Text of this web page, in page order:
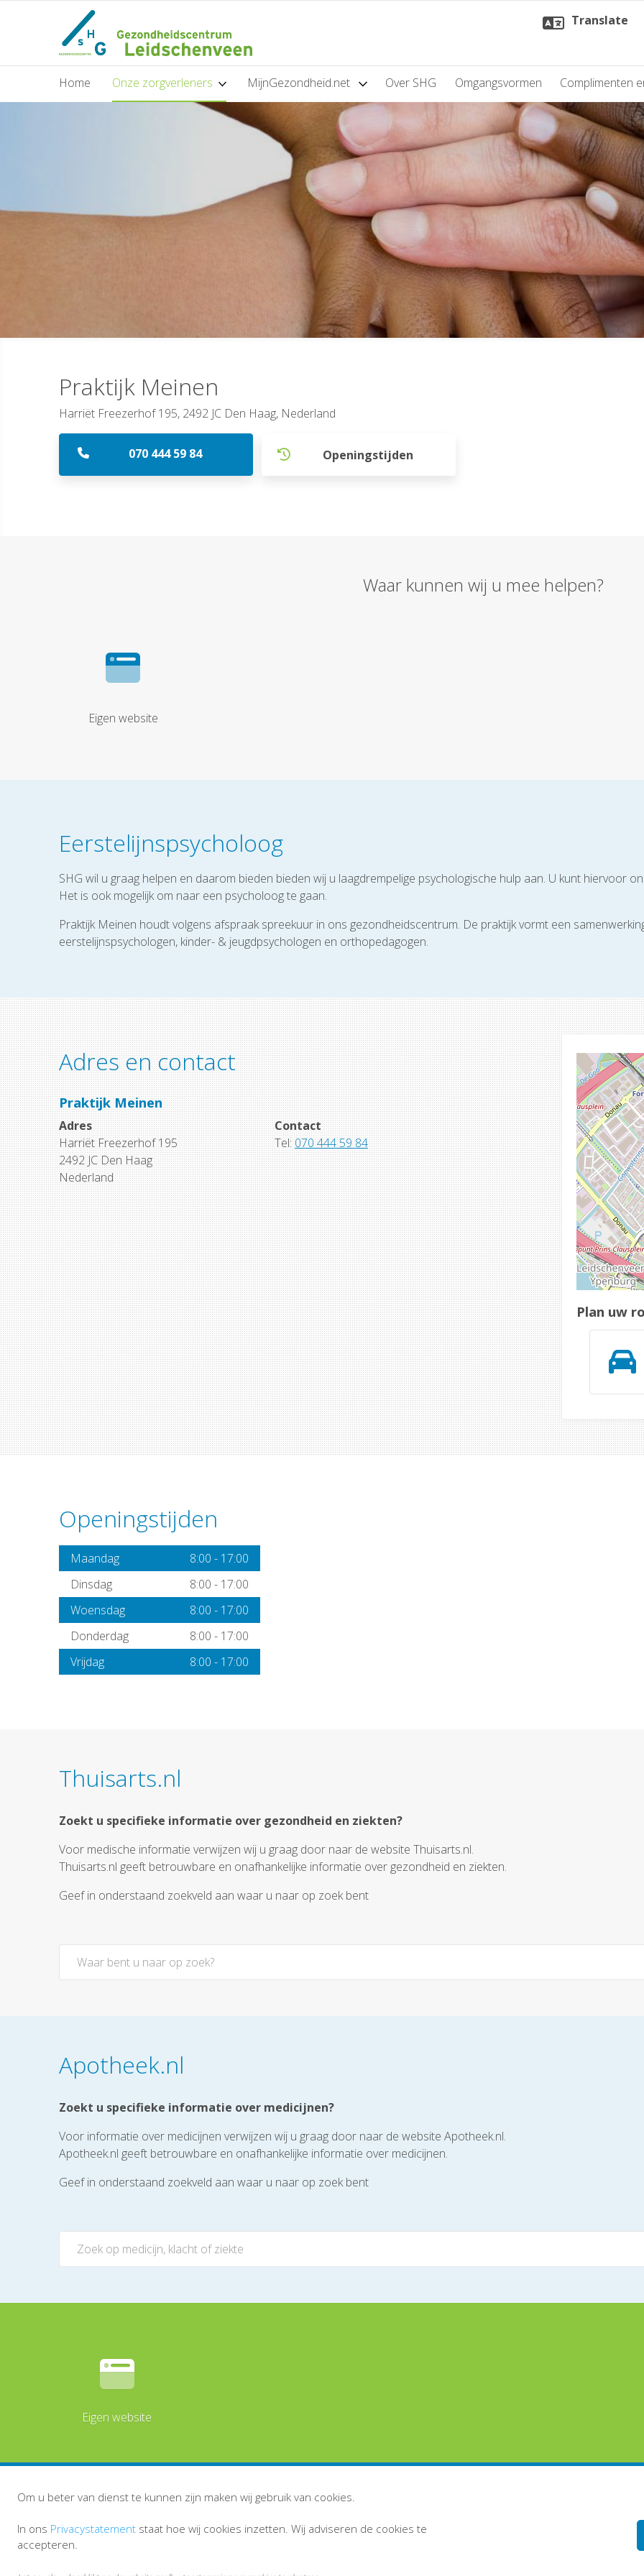
Translate
Home Onze zorgverleners MijnGezondheid.net Over SHG Omgangsvormen Complimenten
Praktijk Meinen
Harriët Freezerhof 195, 2492 JC Den Haag, Nederland
070 444 59 84 Openingstijden
Waar kunnen wij u mee helpen?
Eigen website
Eerstelijnspsycholoog
SHG wil u graag helpen en daarom bieden bieden wij u laagdrempelige psychologische hulp aan. U kunt hiervoor
Het is ook mogelijk om naar een psycholoog te gaan.
Praktijk Meinen houdt volgens afspraak spreekuur in ons gezondheidscentrum. De praktijk vormt een
eerstelijnspsychologen, kinder- & jeugdpsychologen en orthopedagogen.
Adres en contact
Praktijk Meinen
Adres
Harriët Freezerhof 195
2492 JC Den Haag
Nederland
Contact
Tel:070 444 59 84
Plan uw
Openingstijden
Maandag 8:00 - 17:00
Dinsdag
8:00 - 17:00
Woensdag
8:00 - 17:00
Donderdag
8:00 - 17:00
Vrijdag
8:00 - 17:00
Thuisarts.nl
Zoekt u specifieke informatie over gezondheid en ziekten?
Voor medische informatie verwijzen wij u graag door naar de website Thuisarts.nl.
Thuisarts.nl geeft betrouwbare en onafhankelijke informatie over gezondheid en ziekten.
Geef in onderstaand zoekveld aan waar u naar op zoek bent
Apotheek.nl
Zoekt u specifieke informatie over medicijnen?
Voor informatie over medicijnen verwijzen wij u graag door naar de website Apotheek.nl.
Apotheek.nl geeft betrouwbare en onafhankelijke informatie over medicijnen.
Geef in onderstaand zoekveld aan waar u naar op zoek bent
Eigen website
Om u beter van dienst te kunnen zijn maken wij gebruik van cookies.
In ons Privacystatement staat hoe wij cookies inzetten. Wij adviseren de cookies te
accepteren.